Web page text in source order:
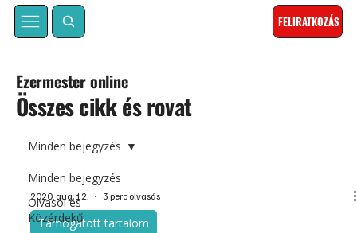
FELIRATKOZÁS
Összes cikk és rovat
Ezermester online
Minden bejegyzés
Olvasói és
Közérdekű
Minden bejegyzés
2020. aug. 12. 3 perc olvasás
Támogatott tartalom